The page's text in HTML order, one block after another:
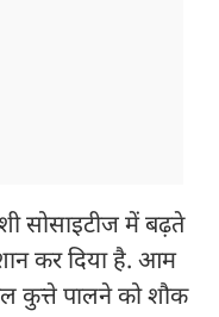
सोसाइटीज में बढ़ते
कर दिया है. आम
कुत्ते पालने को शौक